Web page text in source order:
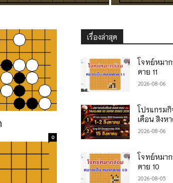
0
เรื่องล่าสุด
โจทย์หมา
ตาย 11
2026-08-06
โปรแกรม
เดือน สิงห
2026-08-06
โจทย์หมา
ตาย 10
2026-08-05